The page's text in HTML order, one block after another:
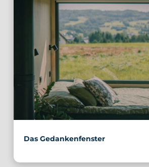
Das Gedankenfenster